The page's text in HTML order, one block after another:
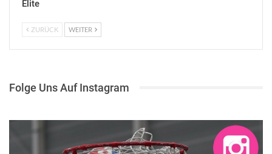
Elite
ZURÜCK WEITER
Folge Uns Auf Instagram